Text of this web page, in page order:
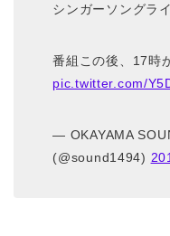
シンガーソングラ
番組この後、17時
pic.twitter.com/
— OKAYAMA
(@sound1494)